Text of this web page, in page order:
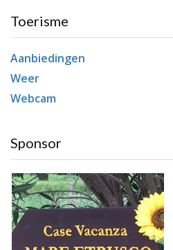
Toerisme
Aanbiedingen
Weer
Webcam
Sponsor